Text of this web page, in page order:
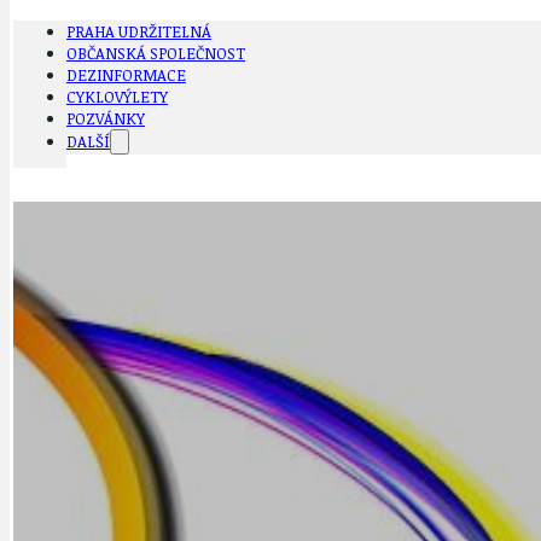
PRAHA UDRŽITELNÁ
OBČANSKÁ SPOLEČNOST
DEZINFORMACE
CYKLOVÝLETY
POZVÁNKY
DALŠÍ
BÁSNĚ. FEJETONY. SATIRA
CYKLOVÝLETY KRUHOVÝ